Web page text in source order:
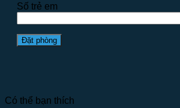
Số trẻ em
Có thể bạn thích